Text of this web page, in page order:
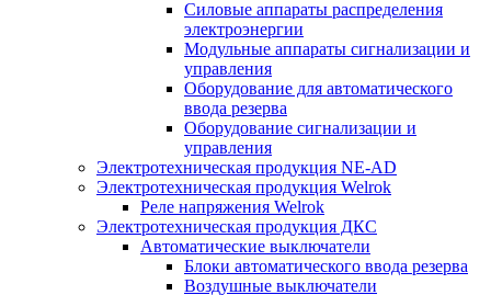
Силовые аппараты распределения
электроэнергии
Модульные аппараты сигнализации и
управления
Оборудование для автоматического
ввода резерва
Оборудование сигнализации и
управления
Электротехническая продукция NE-AD
Электротехническая продукция Welrok
Реле напряжения Welrok
Электротехническая продукция ДКС
Автоматические выключатели
Блоки автоматического ввода резерва
Воздушные выключатели